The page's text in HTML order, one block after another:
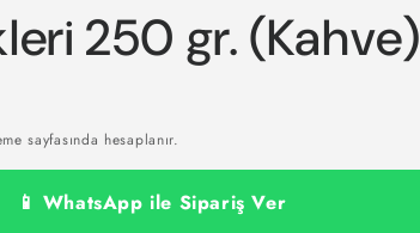
250 gr. (Kahve)
sayfasında hesaplanır.
📱 WhatsApp ile Sipariş Ver